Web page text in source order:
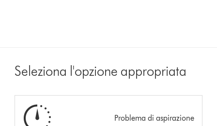
Seleziona l'opzione appropriata
Problema di aspirazione